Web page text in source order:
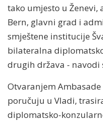
tako umjesto u Ženevi,
Bern, glavni grad i
smještene institucije
bilateralna
drugih država - navodi
Otvaranjem Ambasade
poručuju u Vladi,
diplomatsko-